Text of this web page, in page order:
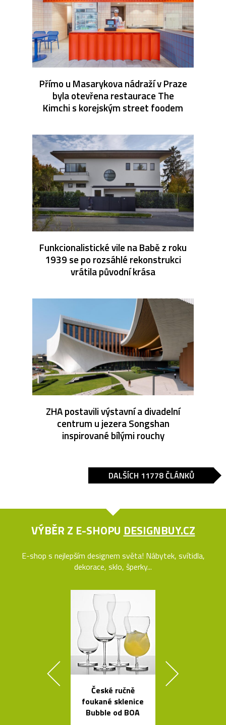
Přímo u Masarykova nádraží v Praze
byla otevřena restaurace The
Kimchi s korejským street foodem
Funkcionalistické vile na Babě z roku
1939 se po rozsáhlé rekonstrukci
vrátila původní krása
ZHA postavili výstavní a divadelní
centrum u jezera Songshan
inspirované bílými rouchy
DALŠÍCH 11778 ČLÁNKŮ
VÝBĚR Z E-SHOPU DESIGNBUY.CZ
E-shop s nejlepším designem světa! Nábytek, svítidla,
dekorace, sklo, šperky...
České ručně
foukané sklenice
Bubble od BOA